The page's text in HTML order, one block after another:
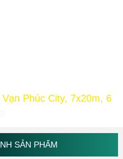
Phúc City, 7x20m, 6
SẢN PHẨM